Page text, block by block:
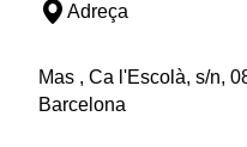
Adreça
Mas , Ca l'Escolà, s/n,
Barcelona